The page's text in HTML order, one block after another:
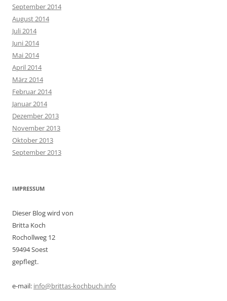
September 2014
August 2014
Juli 2014
Juni 2014
Mai 2014
April 2014
März 2014
Februar 2014
Januar 2014
Dezember 2013
November 2013
Oktober 2013
September 2013
IMPRESSUM
Dieser Blog wird von
Britta Koch
Rochollweg 12
59494 Soest
gepflegt.
e-mail: info@brittas-kochbuch.info